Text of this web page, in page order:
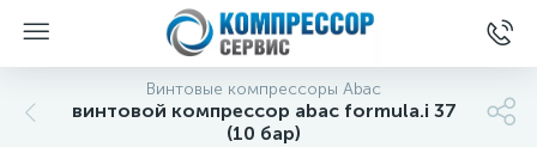
Винтовые компрессоры Abac
винтовой компрессор abac formula.i 37
(10 бар)